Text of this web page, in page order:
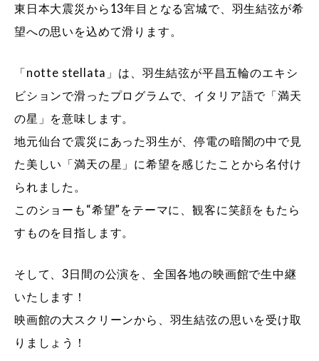
東日本大震災から13年目となる宮城で、羽生結弦が希
望への思いを込めて滑ります。
「notte stellata」は、羽生結弦が平昌五輪のエキシ
ビションで滑ったプログラムで、イタリア語で「満天
の星」を意味します。
地元仙台で震災にあった羽生が、停電の暗闇の中で見
た美しい「満天の星」に希望を感じたことから名付け
られました。
このショーも“希望”をテーマに、観客に笑顔をもたら
すものを目指します。
そして、3日間の公演を、全国各地の映画館で生中継
いたします！
映画館の大スクリーンから、羽生結弦の思いを受け取
りましょう！